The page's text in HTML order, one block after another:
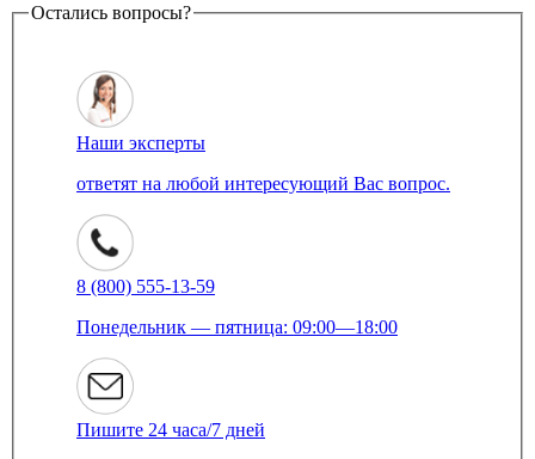
Остались вопросы?
Наши эксперты
ответят на любой интересующий Вас вопрос.
8 (800) 555-13-59
Понедельник — пятница: 09:00—18:00
Пишите 24 часа/7 дней